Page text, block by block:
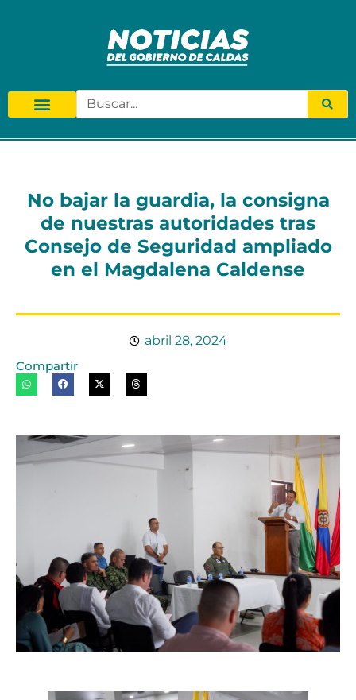
No bajar la guardia, la consigna
de nuestras autoridades tras
Consejo de Seguridad ampliado
en el Magdalena Caldense
abril 28, 2024
Compartir